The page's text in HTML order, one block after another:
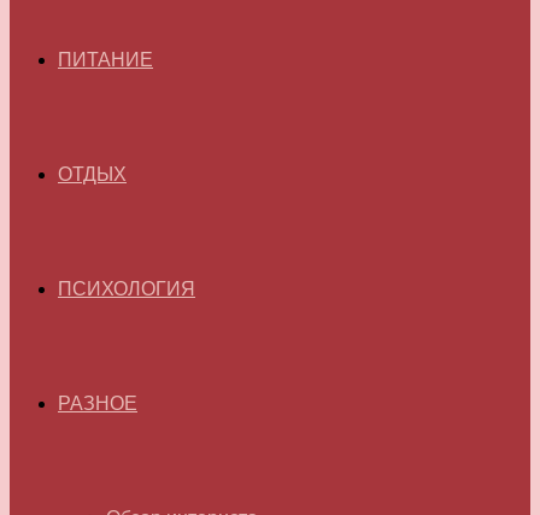
ПИТАНИЕ
ОТДЫХ
ПСИХОЛОГИЯ
РАЗНОЕ